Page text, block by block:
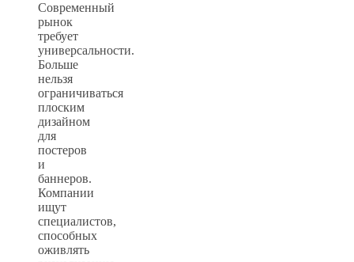
Современный
рынок
требует
универсальности.
Больше
нельзя
ограничиваться
плоским
дизайном
для
постеров
и
баннеров.
Компании
ищут
специалистов,
способных
оживлять